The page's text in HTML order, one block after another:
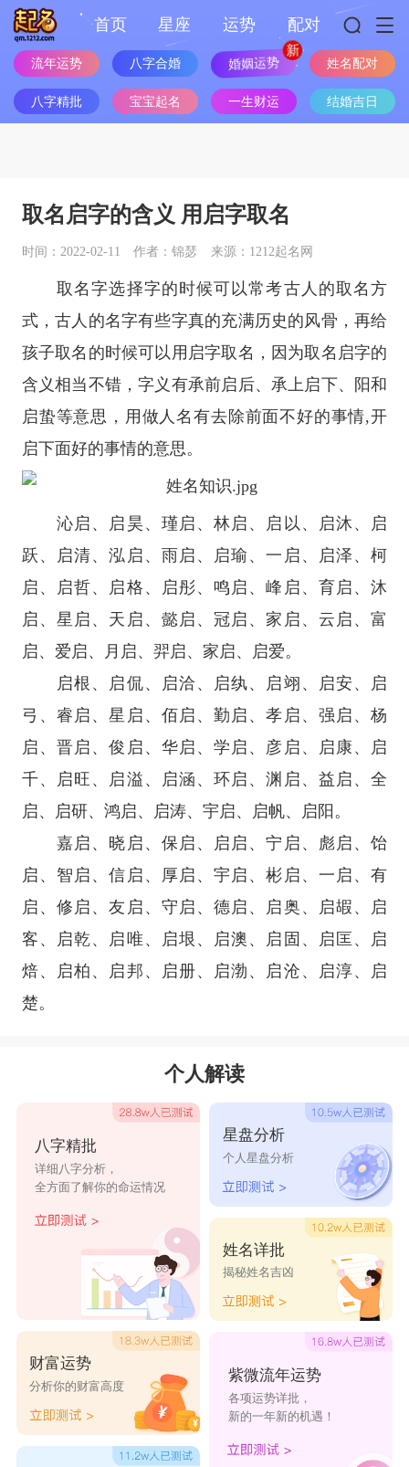
首页 星座 运势 配对
流年运势 八字合婚 婚姻运势 姓名配对
八字精批 宝宝起名 一生财运 结婚吉日
取名启字的含义 用启字取名
时间：2022-02-11 作者：锦瑟 来源：1212起名网
取名字选择字的时候可以常考古人的取名方
式，古人的名字有些字真的充满历史的风骨，再给
孩子取名的时候可以用启字取名，因为取名启字的
含义相当不错，字义有承前启后、承上启下、阳和
启蛰等意思，用做人名有去除前面不好的事情,开
启下面好的事情的意思。
沁启、启昊、瑾启、林启、启以、启沐、启
跃、启清、泓启、雨启、启瑜、一启、启泽、柯
启、启哲、启格、启彤、鸣启、峰启、育启、沐
启、星启、天启、懿启、冠启、家启、云启、富
启、爱启、月启、羿启、家启、启爱。
启根、启侃、启洽、启纨、启翊、启安、启
弓、睿启、星启、佰启、勤启、孝启、强启、杨
启、晋启、俊启、华启、学启、彦启、启康、启
千、启旺、启溢、启涵、环启、渊启、益启、全
启、启研、鸿启、启涛、宇启、启帆、启阳。
嘉启、晓启、保启、启启、宁启、彪启、饴
启、智启、信启、厚启、宇启、彬启、一启、有
启、修启、友启、守启、德启、启奥、启嘏、启
客、启乾、启唯、启垠、启澳、启固、启匡、启
焙、启柏、启邦、启册、启渤、启沧、启淳、启
楚。
个人解读
八字精批
详细八字分析，
全方面了解你的命运情况
财富运势
分析你的财富高度
星盘分析
个人星盘分析
姓名详批
揭秘姓名吉凶
紫微流年运势
各项运势详批，
新的一年新的机遇！